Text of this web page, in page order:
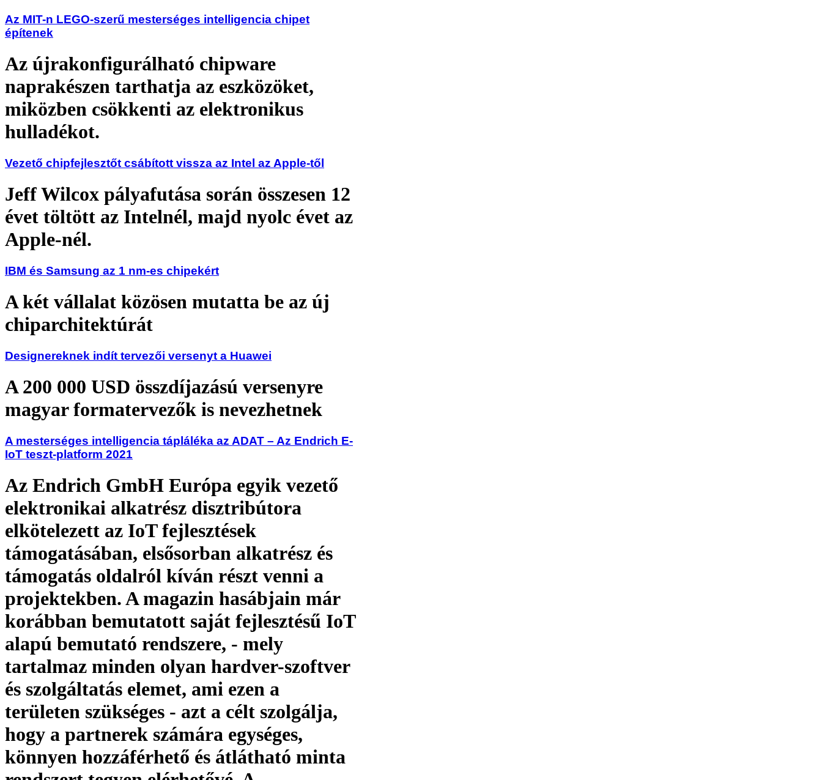
Az MIT-n LEGO-szerű mesterséges intelligencia chipet
építenek
Az újrakonfigurálható chipware
naprakészen tarthatja az eszközöket,
miközben csökkenti az elektronikus
hulladékot.
Vezető chipfejlesztőt csábított vissza az Intel az Apple-től
Jeff Wilcox pályafutása során összesen 12
évet töltött az Intelnél, majd nyolc évet az
Apple-nél.
IBM és Samsung az 1 nm-es chipekért
A két vállalat közösen mutatta be az új
chiparchitektúrát
Designereknek indít tervezői versenyt a Huawei
A 200 000 USD összdíjazású versenyre
magyar formatervezők is nevezhetnek
A mesterséges intelligencia tápláléka az ADAT – Az Endrich E-
IoT teszt-platform 2021
Az Endrich GmbH Európa egyik vezető
elektronikai alkatrész disztribútora
elkötelezett az IoT fejlesztések
támogatásában, elsősorban alkatrész és
támogatás oldalról kíván részt venni a
projektekben. A magazin hasábjain már
korábban bemutatott saját fejlesztésű IoT
alapú bemutató rendszere, - mely
tartalmaz minden olyan hardver-szoftver
és szolgáltatás elemet, ami ezen a
területen szükséges - azt a célt szolgálja,
hogy a partnerek számára egységes,
könnyen hozzáférhető és átlátható minta